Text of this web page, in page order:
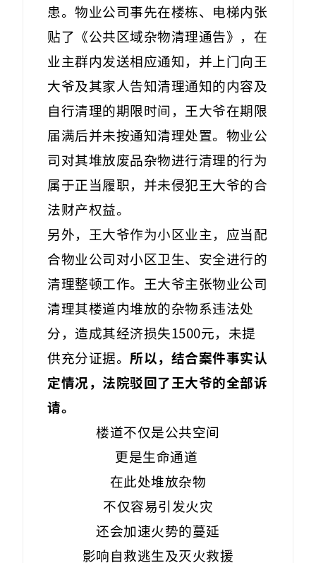
患。物业公司事先在楼栋、电梯内张
贴了《公共区域杂物清理通告》，在
业主群内发送相应通知，并上门向王
大爷及其家人告知清理通知的内容及
自行清理的期限时间，王大爷在期限
届满后并未按通知清理处置。物业公
司对其堆放废品杂物进行清理的行为
属于正当履职，并未侵犯王大爷的合
法财产权益。
另外，王大爷作为小区业主，应当配
合物业公司对小区卫生、安全进行的
清理整顿工作。王大爷主张物业公司
清理其楼道内堆放的杂物系违法处
分，造成其经济损失1500元，未提
供充分证据。 所以，结合案件事实认
定情况，法院驳回了王大爷的全部诉
请。
楼道不仅是公共空间
更是生命通道
在此处堆放杂物
不仅容易引发火灾
还会加速火势的蔓延
影响自救逃生及灭火救援